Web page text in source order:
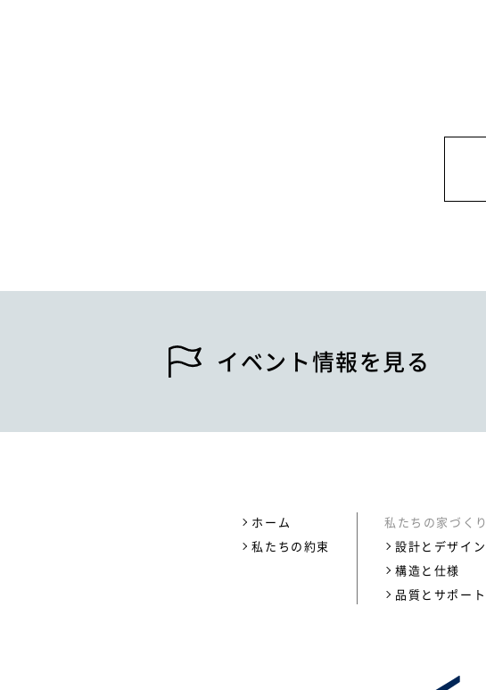
イベント情報を見る
ホーム
私たちの約束
私たちの家づくり
設計とデザイン
構造と仕様
品質とサポート